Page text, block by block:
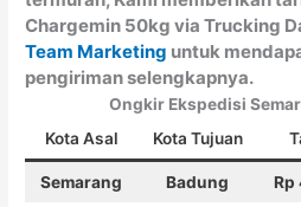
Chargemin 50kg via Trucking
Team Marketing untuk
pengiriman selengkapnya.
Ongkir Ekspedisi
Kota Asal
Kota Tujuan
Semarang Badung Rp